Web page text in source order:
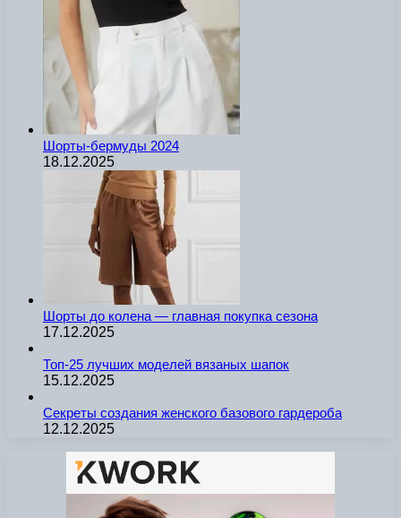
Шорты-бермуды 2024
18.12.2025
Шорты до колена — главная покупка сезона
17.12.2025
Топ-25 лучших моделей вязаных шапок
15.12.2025
Секреты создания женского базового гардероба
12.12.2025